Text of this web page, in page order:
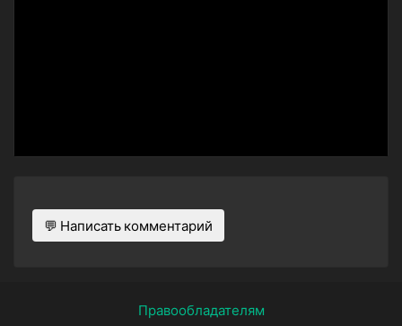
💬 Написать комментарий
Правообладателям